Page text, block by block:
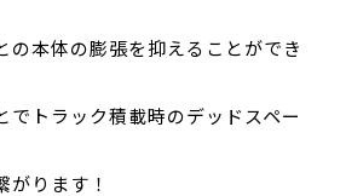
の本体の膨張を抑えることができ
でトラック積載時のデッドスペー
がります！